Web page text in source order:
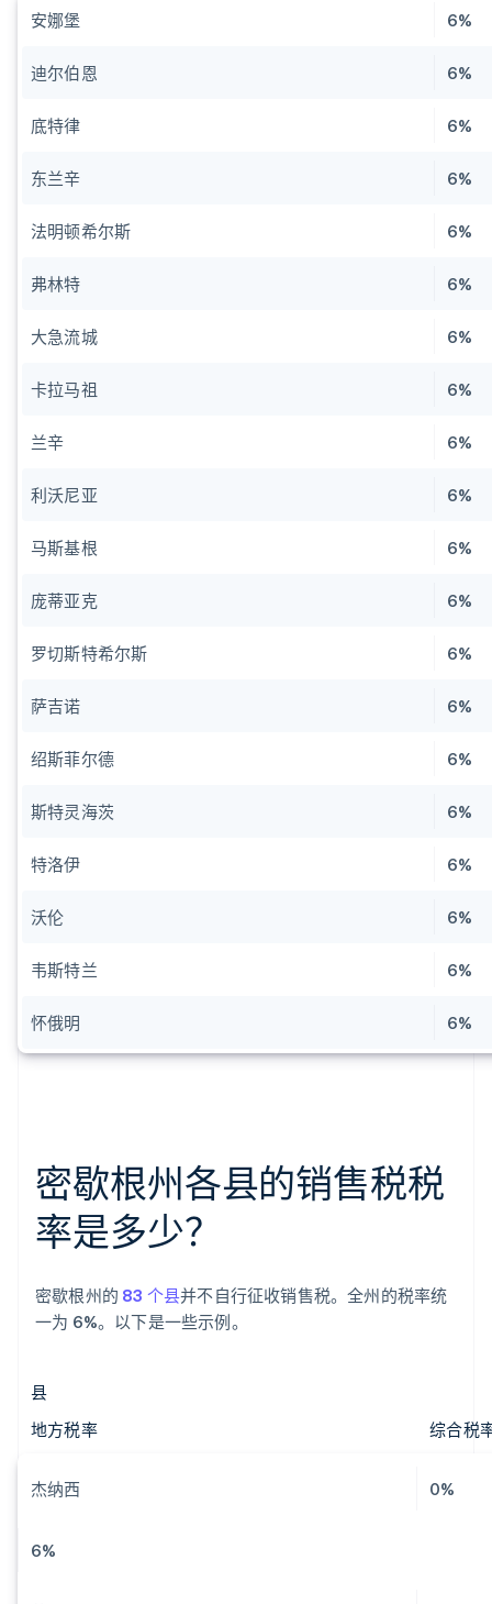
安娜堡 6%
迪尔伯恩 6%
底特律 6%
东兰辛 6%
法明顿希尔斯 6%
弗林特 6%
大急流城 6%
卡拉马祖 6%
兰辛 6%
利沃尼亚 6%
马斯基根 6%
庞蒂亚克 6%
罗切斯特希尔斯 6%
萨吉诺 6%
绍斯菲尔德 6%
斯特灵海茨 6%
特洛伊 6%
沃伦 6%
韦斯特兰 6%
怀俄明 6%
密歇根州各县的销售税税
率是多少？
密歇根州的 83 个县并不自行征收销售税。全州的税率统
一为 6%。以下是一些示例。
县
地方税率
综合税
杰纳西 0%
6%